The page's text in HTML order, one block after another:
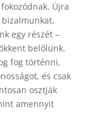
Újra
egy részét –
belőlünk.
fog történni,
és csak
osztják
amennyit